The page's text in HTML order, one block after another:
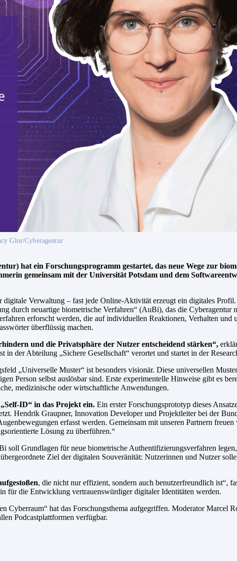
Glor/Cyberagentur
hat ein Forschungsprogramm gestartet, das neue Wege zur
gemeinsam mit der Universität Potsdam und dem
Verwaltung – fast jede Online-Aktivität erzeugt ein digitales
durch neuartige biometrische Verfahren“ (AuBi), das die Cyberagentur
erforscht werden, die auf individuellen Reaktionen, Verhalten
überflüssig machen.
und die Privatsphäre der Nutzer entscheidend stärken“,
der Abteilung „Sichere Gesellschaft“ verortet und startet in der
„Universelle Muster“ ist besonders visionär. Diese universellen
Person selbst auslösbar sind. Erste experimentelle Hinweise gibt es
medizinische oder wirtschaftliche Anwendungen.
ID“ in das Projekt ein. Ein erster Forschungsprototyp dieses
Hendrik Graupner, Innovation Developer und Projektleiter bei der
erfasst werden. Gemeinsam mit unseren Partnern
Lösung zu überführen.“
soll Grundlagen für neue biometrische Authentifizierungsverfahren
Ziel der digitalen Souveränität: Nutzerinnen und Nutzer
, die nicht nur effizient, sondern auch benutzerfreundlich ist“,
für die Entwicklung vertrauenswürdiger digitaler Identitäten werden.
Cyberraum“ hat das Forschungsthema aufgegriffen. Moderator
Podcastplattformen verfügbar.